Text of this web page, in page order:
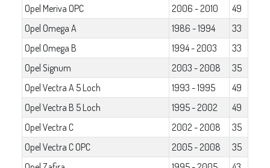
Opel Meriva OPC
2006 - 2010
49
Opel Omega A
1986 - 1994
33
Opel Omega B
1994 - 2003
33
Opel Signum
2003 - 2008
35
Opel Vectra A 5 Loch
1993 - 1995
49
Opel Vectra B 5 Loch
1995 - 2002
49
Opel Vectra C
2002 - 2008
35
Opel Vectra C OPC
2005 - 2008
35